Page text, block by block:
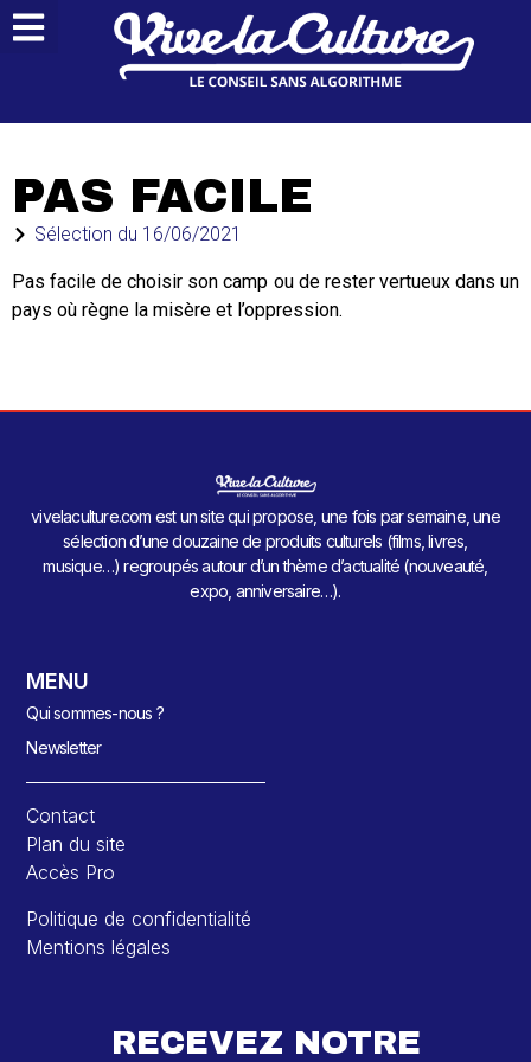
PAS FACILE
Sélection du 16/06/2021
Pas facile de choisir son camp ou de rester vertueux dans un
pays où règne la misère et l’oppression.
vivelaculture.com est un site qui propose, une fois par semaine, une
sélection d’une douzaine de produits culturels (films, livres,
musique…) regroupés autour d’un thème d’actualité (nouveauté,
expo, anniversaire…).
MENU
Qui sommes-nous ?
Newsletter
Contact
Plan du site
Accès Pro
Politique de confidentialité
Mentions légales
RECEVEZ NOTRE